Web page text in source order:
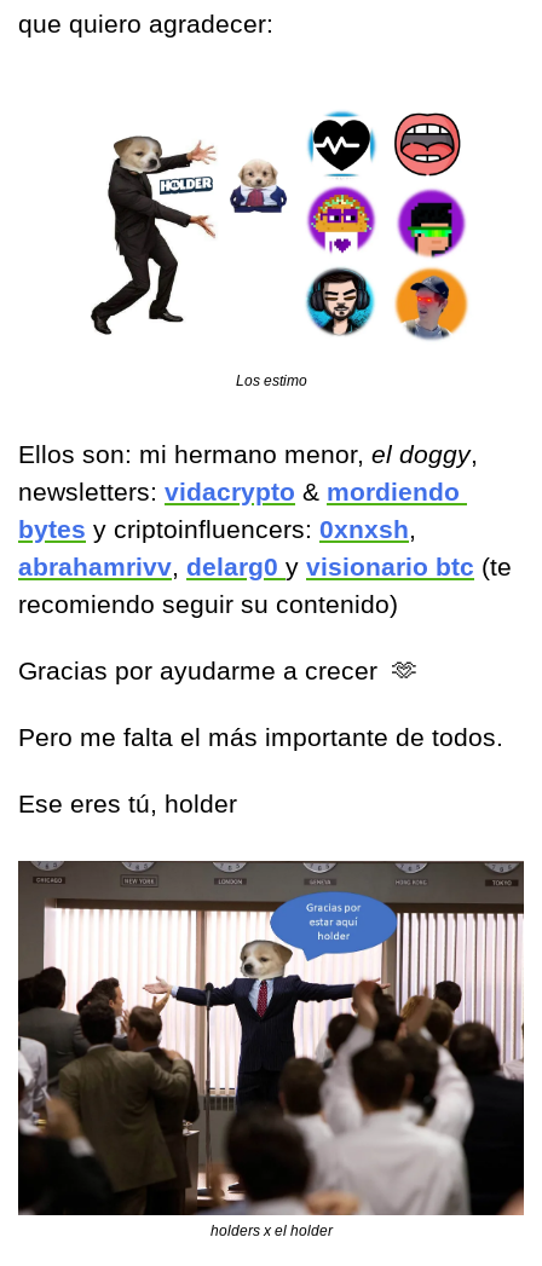
que quiero agradecer:
Los estimo
Ellos son: mi hermano menor, el doggy,
newsletters: vidacrypto & mordiendo
bytes y criptoinfluencers: 0xnxsh
abrahamrivv, delarg0 y visionario btc (te
recomiendo seguir su contenido)
Gracias por ayudarme a crecer 🫶
Pero me falta el más importante de todos.
Ese eres tú, holder
holders x el holder